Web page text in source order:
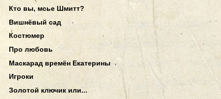
Кто вы, мсье Шмитт?
Вишнёвый сад
Костюмер
Про любовь
Маскарад времён Екатерины
Игроки
Золотой ключик или...